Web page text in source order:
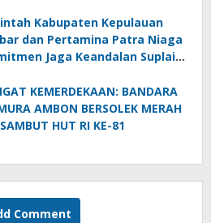
Kabupaten Kepulauan
dan Pertamina Patra Niaga
Jaga Keandalan Suplai
KEMERDEKAAN: BANDARA
AMBON BERSOLEK MERAH
HUT RI KE-81
Comment